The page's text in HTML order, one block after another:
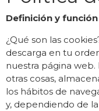
Definición y
¿Qué son las
descarga en tu
nuestra página
otras cosas,
los hábitos de
y, dependiendo de